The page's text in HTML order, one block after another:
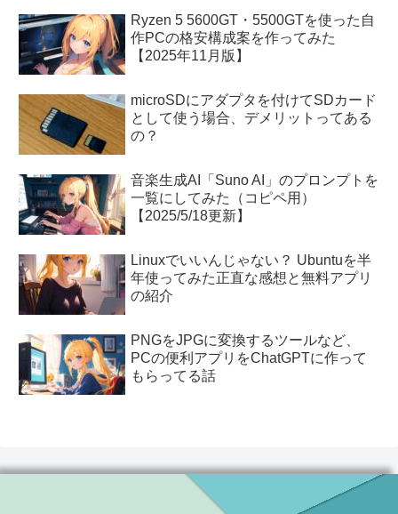
Ryzen 5 5600GT・5500GTを使った自
作PCの格安構成案を作ってみた
【2025年11月版】
microSDにアダプタを付けてSDカード
として使う場合、デメリットってある
の？
音楽生成AI「Suno AI」のプロンプトを
一覧にしてみた（コピペ用）
【2025/5/18更新】
Linuxでいいんじゃない？ Ubuntuを半
年使ってみた正直な感想と無料アプリ
の紹介
PNGをJPGに変換するツールなど、
PCの便利アプリをChatGPTに作って
もらってる話